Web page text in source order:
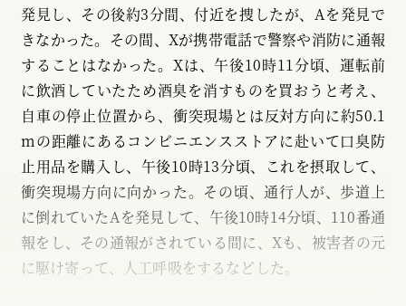
発見し、その後約3分間、付近を捜したが、Aを発見で
きなかった。その間、Xが携帯電話で警察や消防に通報
することはなかった。Xは、午後10時11分頃、運転前
に飲酒していたため酒臭を消すものを買おうと考え、
自車の停止位置から、衝突現場とは反対方向に約50.1
mの距離にあるコンビニエンスストアに赴いて口臭防
止用品を購入し、午後10時13分頃、これを摂取して、
衝突現場方向に向かった。その頃、通行人が、歩道上
に倒れていたAを発見して、午後10時14分頃、110番通
報をし、その通報がされている間に、Xも、被害者の元
に駆け寄って、人工呼吸をするなどした。